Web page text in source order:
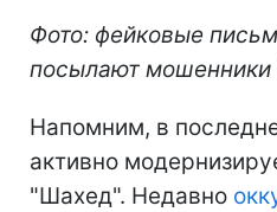
Фото: фейковые
посылают
Напомним, в
активно
"Шахед". Недавно